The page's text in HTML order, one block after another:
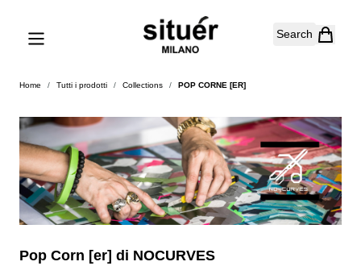
Search
Home / Tutti i prodotti / Collections / POP CORNE [ER]
Pop Corn [er] di NOCURVES